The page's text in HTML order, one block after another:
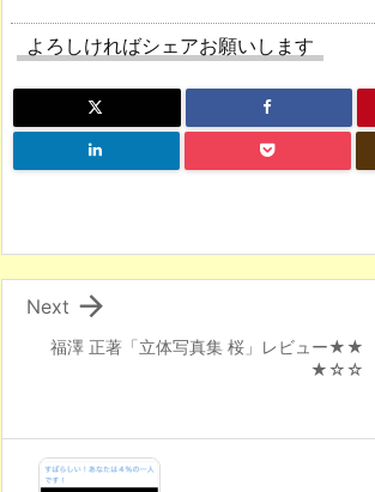
よろしければシェアお願いします
福澤 正著「立体写真集 桜」レビュー★★
★☆☆

Next